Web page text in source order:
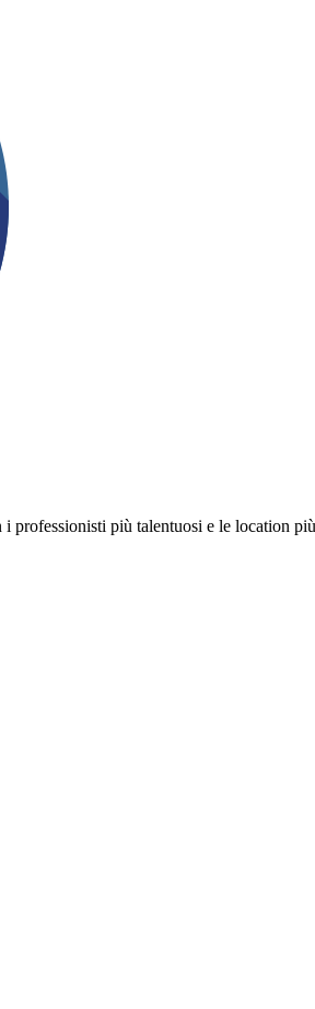
professionisti più talentuosi e le location